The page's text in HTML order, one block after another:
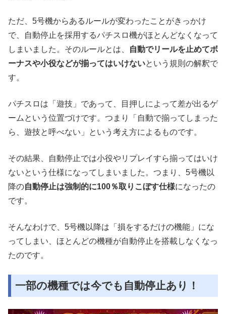
ただ、5号機からあるルールが変わったことがきっかけ
で、自動停止を採用するパチスロ機がほとんどなくなって
しまいました。そのルールとは、
自動でリールを止めてボ
ーナスや小役などが揃ってはいけないという規則の解釈で
す。
パチスロは「遊技」であって、目押しによって差が出るゲ
ームという位置づけです。つまり「自動で揃ってしまった
ら、遊技と呼べない」という考え方によるものです。
その結果、自動停止では小役やリプレイすら揃ってはいけ
ないという仕様になってしまいました。つまり、5号機以
降の自動停止は強制的に100％取りこぼす仕様になったの
です。
そんなわけで、5号機以降は「損をするだけの機能」にな
ってしまい、ほとんどの機種が自動停止を搭載しなくなっ
たのです。
一部の機種では今でも自動停止あり！